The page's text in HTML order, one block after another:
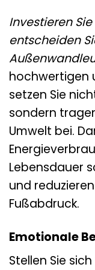
Investieren
entscheiden
hochwertigen
setzen Sie
sondern
Umwelt bei.
Lebensdauer
und
Fußabdruck.
Emotionale
Stellen Sie sich